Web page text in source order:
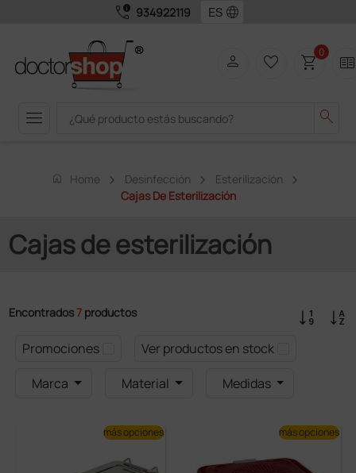
call_quality 934922119 language
menu search
person favorite_border shopping_cart0 two_pager
home Home Desinfección
Esterilización
Cajas De Esterilización
Cajas de esterilización
Encontrados7 productos
Promociones
Ver productos en stock
Marca
Material Medidas
más opciones más opciones